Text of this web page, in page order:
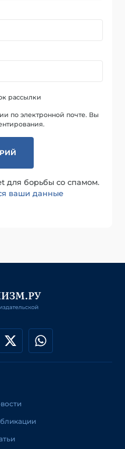
рассылки
по электронной почте. Вы
для борьбы со спамом.
ваши данные